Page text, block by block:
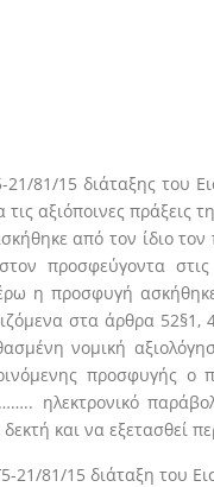
15 διάταξης του
αξιόποινες
από τον ίδιο
προσφεύγοντα
η προσφυγή
στα άρθρα 52§1,
νομική
προσφυγής
και να εξετασθεί
81/15 διάταξη του